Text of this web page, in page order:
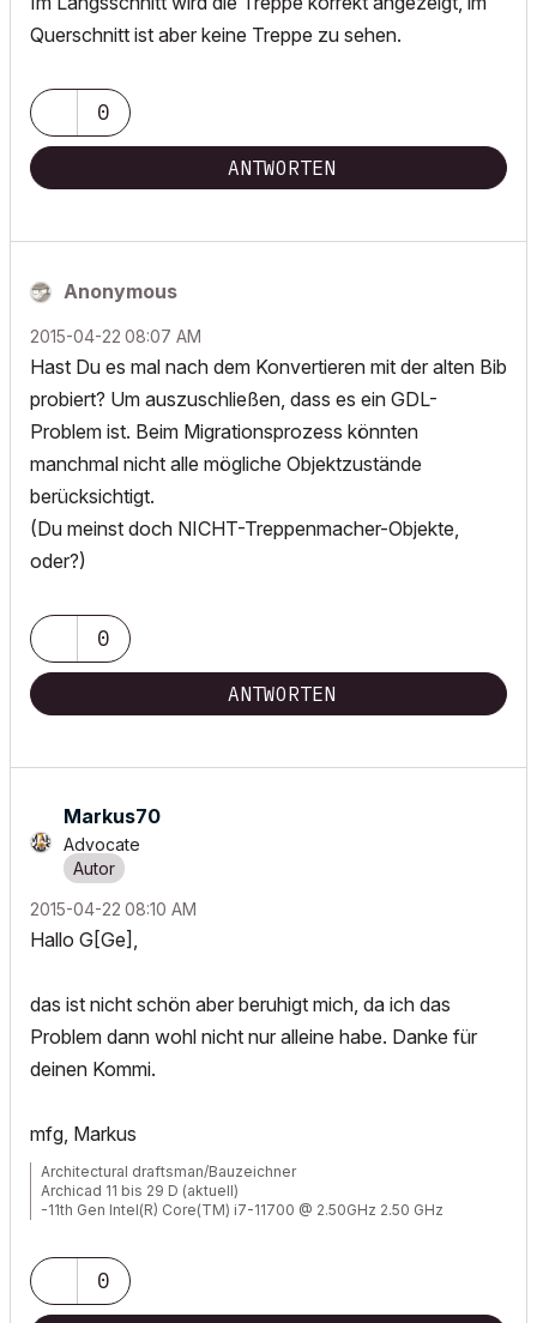
Querschnitt ist aber keine Treppe zu sehen.
0
ANTWORTEN
Anonymous
‎2015-04-22 08:07 AM
Hast Du es mal nach dem Konvertieren mit der alten Bib
probiert? Um auszuschließen, dass es ein GDL-
Problem ist. Beim Migrationsprozess könnten
manchmal nicht alle mögliche Objektzustände
berücksichtigt.
(Du meinst doch NICHT-Treppenmacher-Objekte,
oder?)
0
ANTWORTEN
Markus70
Advocate
‎2015-04-22 08:10 AM
Hallo G[Ge],
das ist nicht schön aber beruhigt mich, da ich das
Problem dann wohl nicht nur alleine habe. Danke für
deinen Kommi.
mfg, Markus
Architectural draftsman/Bauzeichner
Archicad 11 bis 29 D (aktuell)
-11th Gen Intel(R) Core(TM) i7-11700 @ 2.50GHz 2.50 GHz
-NVIDIA Quadro RTX 4000
-Canon TM 300 + Scanner
0